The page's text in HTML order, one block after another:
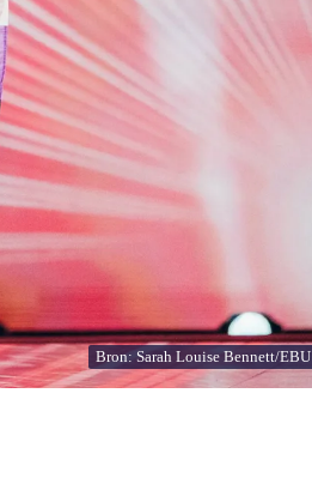
Bron: Sarah Louise Bennett/EBU